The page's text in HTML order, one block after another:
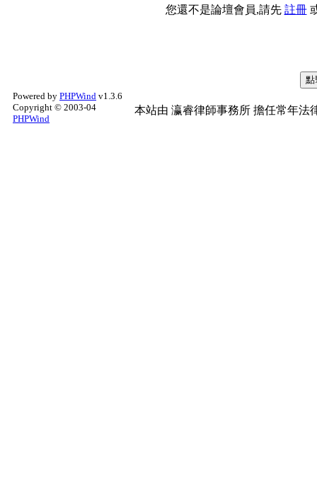
您還不是論壇會員,請先 註冊
Powered by PHPWind v1.3.6
Copyright © 2003-04
PHPWind
本站由 瀛睿律師事務所 擔任常年法